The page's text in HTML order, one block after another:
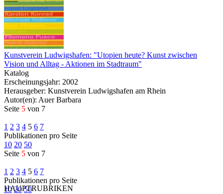
Kunstverein Ludwigshafen: "Utopien heute? Kunst zwischen
Vision und Alltag - Aktionen im Stadtraum"
Katalog
Erscheinungsjahr: 2002
Herausgeber: Kunstverein Ludwigshafen am Rhein
Autor(en): Auer Barbara
Seite 5 von 7
1 2 3 4 5 6 7
Publikationen pro Seite
10 20 50
Seite 5 von 7
1 2 3 4 5 6 7
Publikationen pro Seite
10 20 50
HAUPTRUBRIKEN